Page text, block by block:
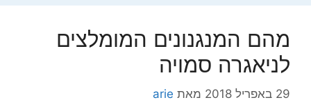
מהם המנגנונים המומלצים
לניאגרה סמויה
29 באפריל 2018 מאת arie